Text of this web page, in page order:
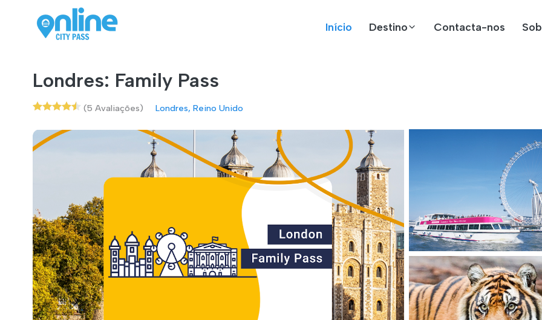
Início Destino Contacta-nos
Londres: Family Pass
(5 Avaliações) Londres, Reino Unido